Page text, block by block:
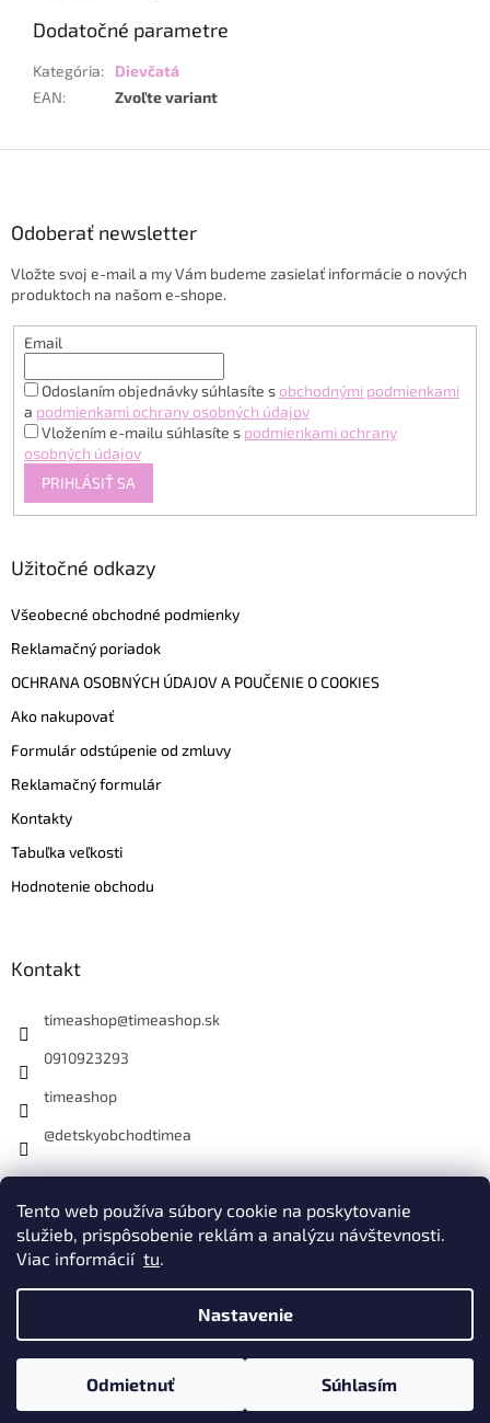
Tento web používa súbory cookie na poskytovanie
služieb, prispôsobenie reklám a analýzu návštevnosti.
Viac informácií tu.
Nastavenie
Odmietnuť Súhlasím
Dodatočné parametre
Kategória:
Dievčatá
EAN: Zvoľte variant
Odoberať newsletter
Vložte svoj e-mail a my Vám budeme zasielať informácie o nových
produktoch na našom e-shope.
Email
Odoslaním objednávky súhlasíte s obchodnými podmienkami
a podmienkami ochrany osobných údajov
Vložením e-mailu súhlasíte s podmienkami ochrany
osobných údajov
PRIHLÁSIŤ SA
Užitočné odkazy
Všeobecné obchodné podmienky
Reklamačný poriadok
OCHRANA OSOBNÝCH ÚDAJOV A POUČENIE O COOKIES
Ako nakupovať
Formulár odstúpenie od zmluvy
Reklamačný formulár
Kontakty
Tabuľka veľkosti
Hodnotenie obchodu
Kontakt
timeashop@timeashop.sk
0910923293
timeashop
@detskyobchodtimea
Instagram
Detský obchod Timea
Upraviť nastavenie cookies